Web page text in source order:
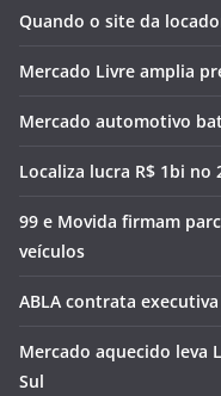
Quando o site da
Mercado Livre amplia
Mercado automotivo
Localiza lucra R$ 1bi no
99 e Movida firmam
veículos
ABLA contrata executiva
Mercado aquecido leva
Sul